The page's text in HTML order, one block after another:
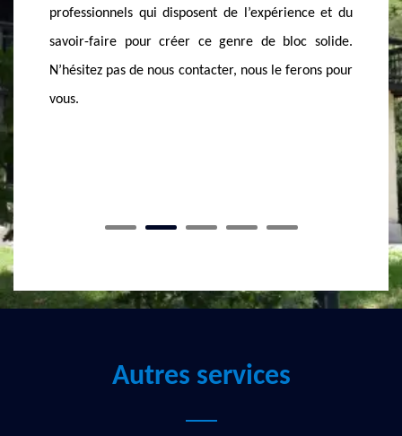
et du
de bloc solide.
le ferons pour
à faire, nous savons ce qu’il faut faire.
Autres services